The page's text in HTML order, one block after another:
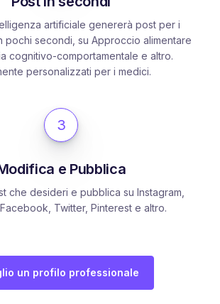
artificiale genererà post per i
pochi secondi, su Approccio alimentare
cognitivo-comportamentale e altro.
personalizzati per i medici.
3
e Pubblica
che desideri e pubblica su Instagram,
Twitter, Pinterest e altro.
un profilo professionale